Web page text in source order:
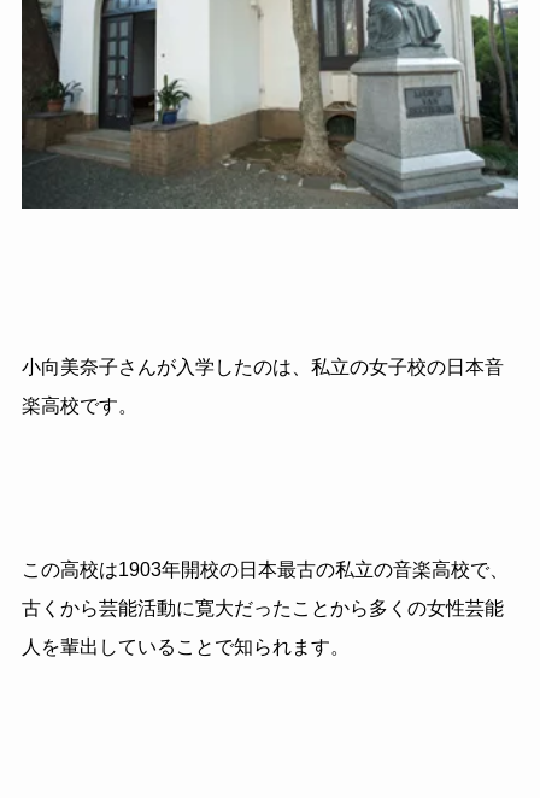
小向美奈子さんが入学したのは、私立の女子校の日本音
楽高校です。
この高校は1903年開校の日本最古の私立の音楽高校で、
古くから芸能活動に寛大だったことから多くの女性芸能
人を輩出していることで知られます。